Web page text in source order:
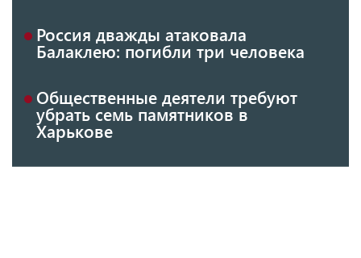
Россия дважды атаковала
Балаклею: погибли три человека
Общественные деятели требуют
убрать семь памятников в
Харькове